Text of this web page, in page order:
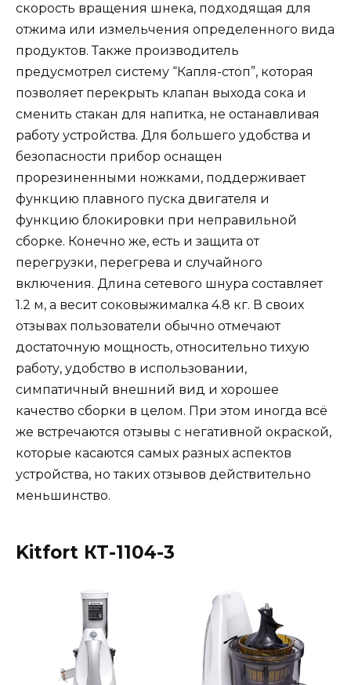
скорость вращения шнека, подходящая для
отжима или измельчения определенного вида
продуктов. Также производитель
предусмотрел систему “Капля-стоп”, которая
позволяет перекрыть клапан выхода сока и
сменить стакан для напитка, не останавливая
работу устройства. Для большего удобства и
безопасности прибор оснащен
прорезиненными ножками, поддерживает
функцию плавного пуска двигателя и
функцию блокировки при неправильной
сборке. Конечно же, есть и защита от
перегрузки, перегрева и случайного
включения. Длина сетевого шнура составляет
1.2 м, а весит соковыжималка 4.8 кг. В своих
отзывах пользователи обычно отмечают
достаточную мощность, относительно тихую
работу, удобство в использовании,
симпатичный внешний вид и хорошее
качество сборки в целом. При этом иногда всё
же встречаются отзывы с негативной окраской,
которые касаются самых разных аспектов
устройства, но таких отзывов действительно
меньшинство.
Kitfort КТ-1104-3